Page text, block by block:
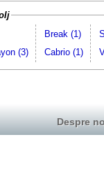
(3)
Break (1)
Cabrio (1)
Despre